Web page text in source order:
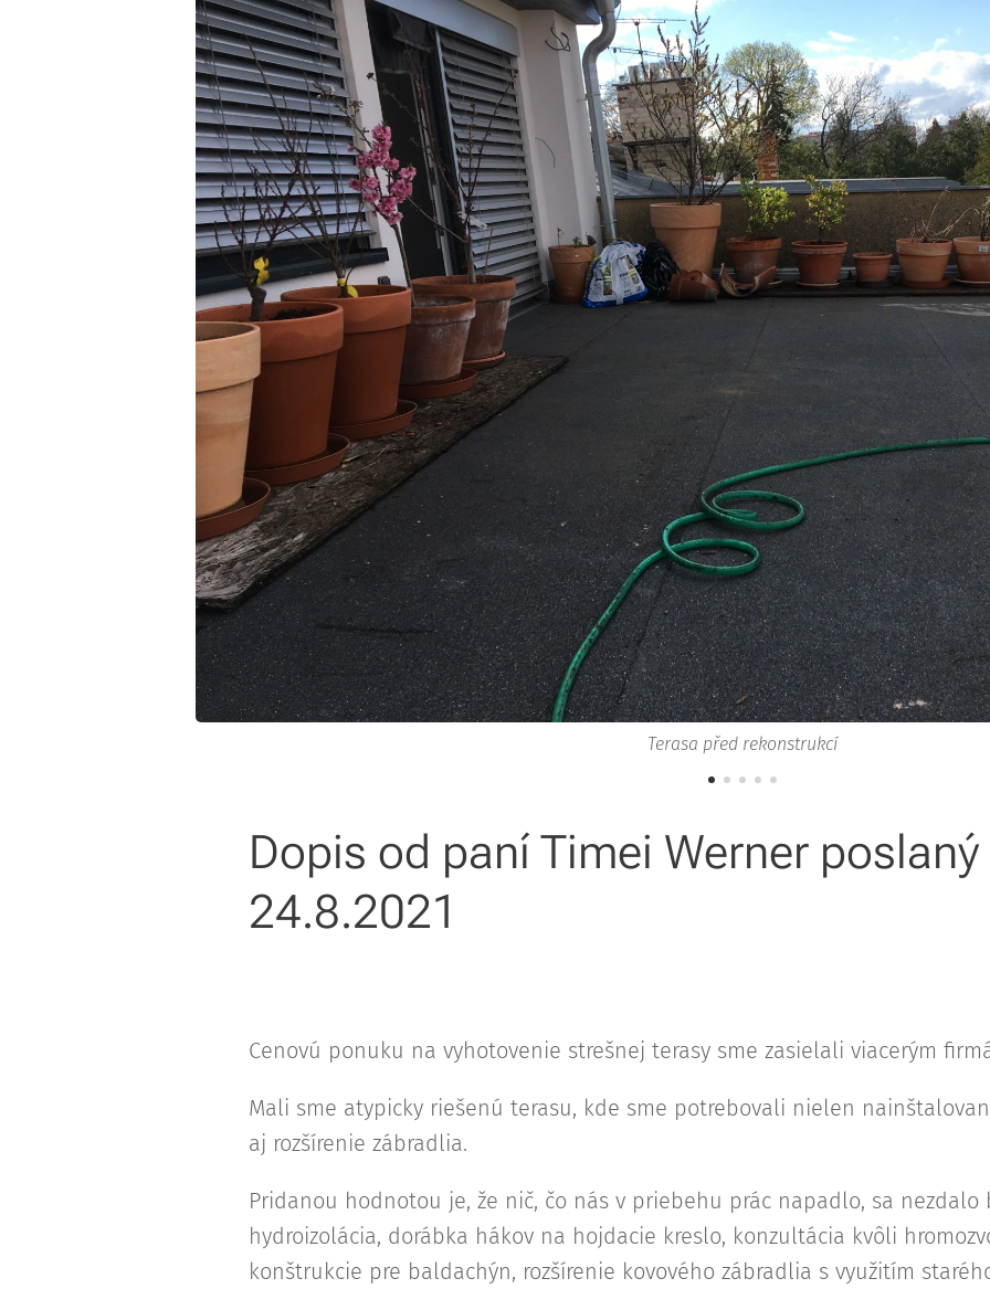
Terasa před rekonstrukcí
Dopis od paní Timei Werner poslaný
24.8.2021
Cenovú ponuku na vyhotovenie strešnej terasy sme zasielali viacerým
Mali sme atypicky riešenú terasu, kde sme potrebovali nielen
aj rozšírenie zábradlia.
Pridanou hodnotou je, že nič, čo nás v priebehu prác napadlo, sa nezdalo
hydroizolácia, dorábka hákov na hojdacie kreslo, konzultácia kvôli
konštrukcie pre baldachýn, rozšírenie kovového zábradlia s využitím